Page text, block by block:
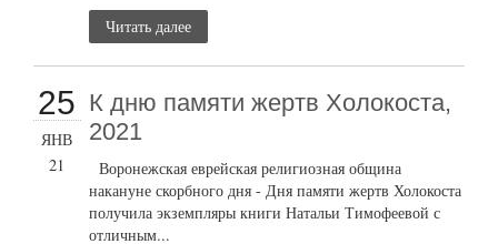
Читать далее
25
ЯНВ
21
К дню памяти жертв Холокоста,
2021
Воронежская еврейская религиозная община
накануне скорбного дня - Дня памяти жертв Холокоста
получила экземпляры книги Натальи Тимофеевой с
отличным...